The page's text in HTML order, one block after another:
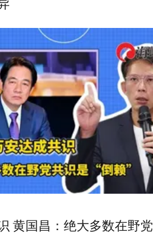
选举看点
导人选举大致可以分为两
后蓝绿各自归队和郭台铭
过半。
黄国昌：绝大多数在野